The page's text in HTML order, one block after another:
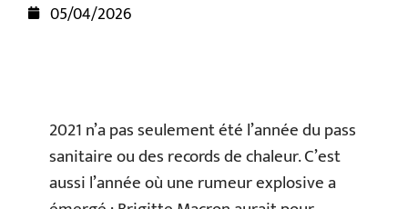
05/04/2026
2021 n’a pas seulement été l’année du pass
sanitaire ou des records de chaleur. C’est
aussi l’année où une rumeur explosive a